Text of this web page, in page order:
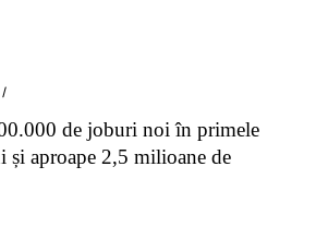
de joburi noi în primele
și aproape 2,5 milioane de